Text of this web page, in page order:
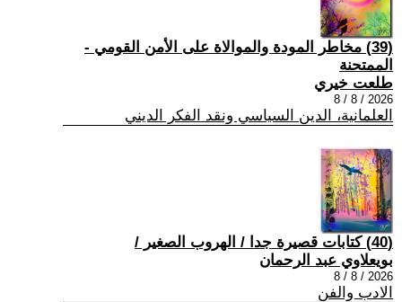
(39) مخاطر المودة والموالاة على الأمن القومي -
الممتحنة
طلعت خيري
2026 / 8 / 8
العلمانية، الدين السياسي ونقد الفكر الديني
(40) كتابات قصيرة جدا / الهروب الصغير /
بويعلاوي عبد الرحمان
2026 / 8 / 8
الادب والفن